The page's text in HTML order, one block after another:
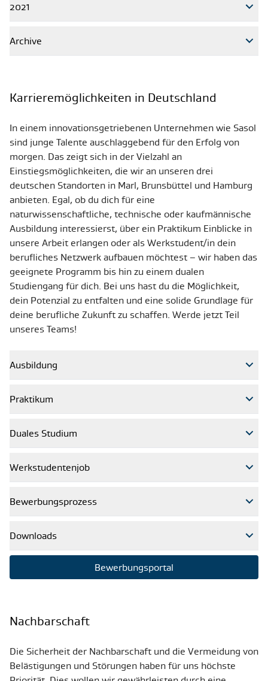
2021
Archive
Karrieremöglichkeiten in Deutschland
In einem innovationsgetriebenen Unternehmen wie Sasol
sind junge Talente auschlaggebend für den Erfolg von
morgen. Das zeigt sich in der Vielzahl an
Einstiegsmöglichkeiten, die wir an unseren drei
deutschen Standorten in Marl, Brunsbüttel und Hamburg
anbieten. Egal, ob du dich für eine
naturwissenschaftliche, technische oder kaufmännische
Ausbildung interessierst, über ein Praktikum Einblicke in
unsere Arbeit erlangen oder als Werkstudent/in dein
berufliches Netzwerk aufbauen möchtest – wir haben das
geeignete Programm bis hin zu einem dualen
Studiengang für dich. Bei uns hast du die Möglichkeit,
dein Potenzial zu entfalten und eine solide Grundlage für
deine berufliche Zukunft zu schaffen. Werde jetzt Teil
unseres Teams!
Ausbildung
Praktikum
Duales Studium
Werkstudentenjob
Bewerbungsprozess
Downloads
Bewerbungsportal
Nachbarschaft
Die Sicherheit der Nachbarschaft und die Vermeidung von
Belästigungen und Störungen haben für uns höchste